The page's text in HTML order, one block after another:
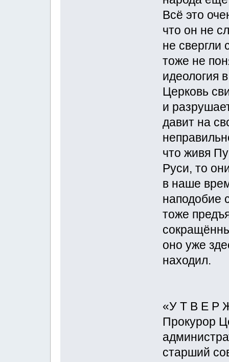
Всё это
что он не
не свергли
тоже не
идеология
Церковь
и
давит на
что живя
Руси, то
в наше
наподобие
тоже
оно уже
находил.
«У Т В Е Р
Прокурор
старший